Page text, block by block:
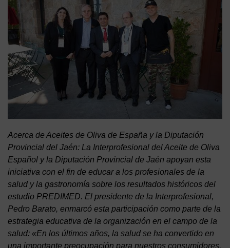
Acerca de Aceites de Oliva de España y la Diputación
Provincial del Jaén: La Interprofesional del Aceite de Oliva
Español y la Diputación Provincial de Jaén apoyan esta
iniciativa con el fin de educar a los profesionales de la
salud y la gastronomía sobre los resultados históricos del
estudio PREDIMED. El presidente de la Interprofesional,
Pedro Barato, enmarcó esta participación como parte de la
estrategia educativa de la organización en el campo de la
salud: «En los últimos años, la salud se ha convertido en
una importante preocupación para nuestros consumidores,